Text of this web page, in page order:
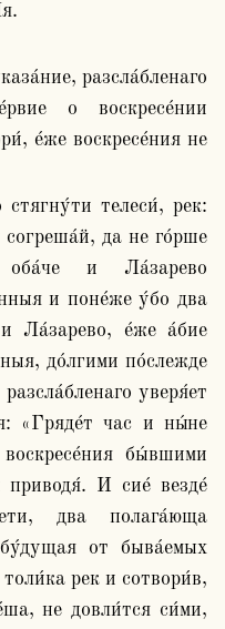
разсла́бленаго
о воскресе́нии
е́же воскресе́ния не
да не го́рше
и Ла́зарево
и поне́же у́бо два
и Ла́зарево, е́же а́бие
до́лгими по́слежде
уверя́ет
«Гряде́т час и ны́не
бы́вшими
И сие́ везде́
два полага́юща
от быва́емых
рек и сотвори́в,
не довли́тся си́ми,